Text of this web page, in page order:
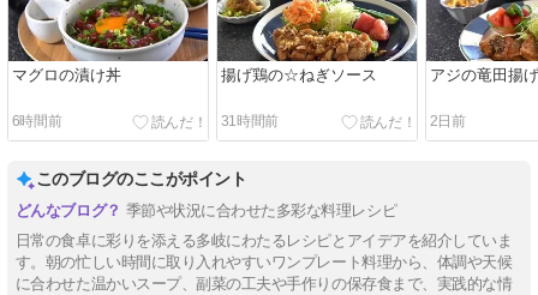
マグロの漬け丼
6時間前
揚げ鶏の☆ねぎソース
31時間前
アジの竜田揚げ
2日前
このブログのここがポイント
季節や状況に合わせた多彩な料理レシピ
日常の食卓に彩りを添える多岐にわたるレシピとアイデアを紹介していま
す。朝の忙しい時間に取り入れやすいワンプレート料理から、体調や天候
に合わせた温かいスープ、副菜の工夫や手作りの保存食まで、実践的な情